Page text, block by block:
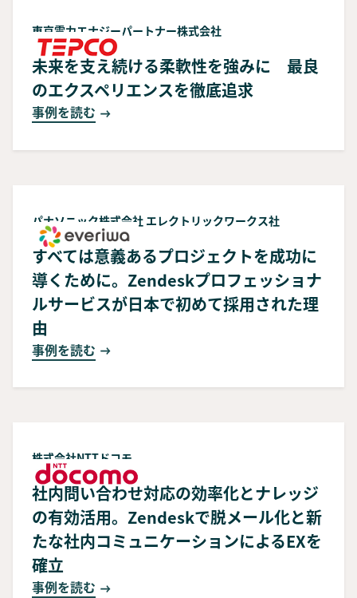
東京電力エナジーパートナー株式会社
未来を支え続ける柔軟性を強みに 最良
のエクスペリエンスを徹底追求
事例を読む
パナソニック株式会社 エレクトリックワークス社
すべては意義あるプロジェクトを成功に
導くために。Zendeskプロフェッショナ
ルサービスが日本で初めて採用された理
由
事例を読む
株式会社NTTドコモ
社内問い合わせ対応の効率化とナレッジ
の有効活用。Zendeskで脱メール化と新
たな社内コミュニケーションによるEXを
確立
事例を読む